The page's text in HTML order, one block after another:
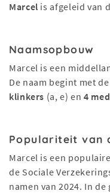
Marcel is afgeleid van
Naamsopbouw
Marcel is een
De naam begint met
klinkers (a, e) en4
Populariteit van
Marcel is een
de Sociale
namen van 2024. In